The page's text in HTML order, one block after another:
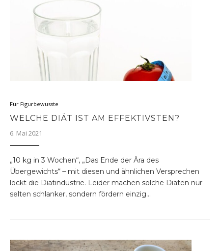
Für Figurbewusste
WELCHE DIÄT IST AM EFFEKTIVSTEN?
6. Mai 2021
„10 kg in 3 Wochen“, „Das Ende der Ära des
Übergewichts“ – mit diesen und ähnlichen Versprechen
lockt die Diätindustrie. Leider machen solche Diäten nur
selten schlanker, sondern fördern einzig…